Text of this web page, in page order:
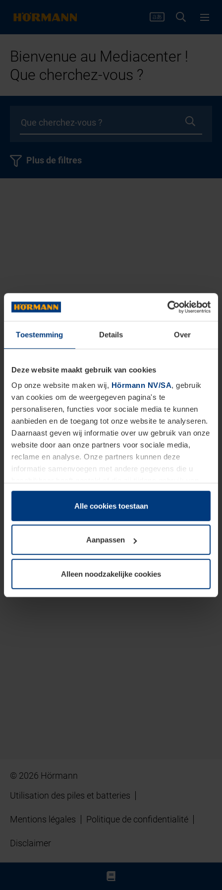
Toestemming Details Over
Deze website maakt gebruik van cookies
Op onze website maken wij, Hörmann NV/SA, gebruik
van cookies om de weergegeven pagina's te
personaliseren, functies voor sociale media te kunnen
aanbieden en de toegang tot onze website te analyseren.
Daarnaast geven wij informatie over uw gebruik van onze
website door aan onze partners voor sociale media,
reclame en analyse. Onze partners kunnen deze
informatie samenvoegen met andere gegevens die u
hun diensten hebben verzameld.
Juridisch hebben wij het recht om cookies op uw
van deze pagina's absoluut vereist is. Voor alle andere
soorten cookies is uw toestemming benodigd. Uw
toestemming kunt u op elk moment bij de uitleg van de
wijzigen of herroepen.
Alle cookies toestaan
Aanpassen
Alleen noodzakelijke cookies
Bienvenue au Mediacenter !
Que cherchez-vous ?
Plus de filtres
© 2026 Hörmann
Utilisation des piles et batteries
Mentions légales Politique de confidentialité
Disclaimer